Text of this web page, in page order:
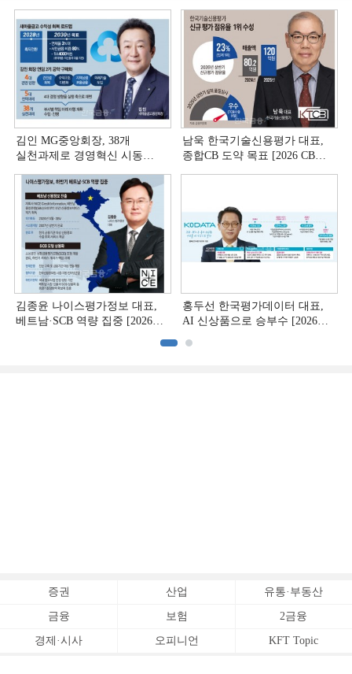
김인 MG중앙회장, 38개
실천과제로 경영혁신 시동
남욱 한국기술신용평가 대표,
종합CB 도약 목표 [2026 CB사
김종윤 나이스평가정보 대표,
베트남·SCB 역량 집중 [2026
홍두선 한국평가데이터 대표,
AI 신상품으로 승부수 [2026
증권 산업 유통·부동산
금융 보험 2금융
경제·시사 오피니언 KFT Topic